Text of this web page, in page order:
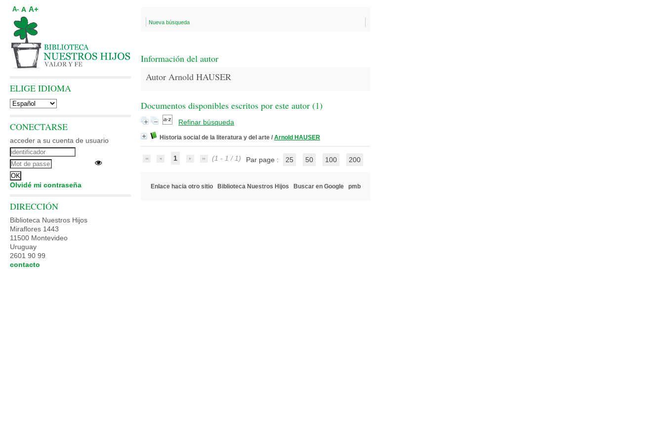
Nueva búsqueda
Información del autor
Autor Arnold HAUSER
Documentos disponibles escritos por este autor (1)
Refinar búsqueda
Historia social de la literatura y del arte / Arnold HAUSER
1 (1 - 1 / 1) Par page : 25 50 100 200
Enlace hacia otro sitio Biblioteca Nuestros Hijos Buscar en Google pmb
A- A A+
ELIGE IDIOMA
CONECTARSE
acceder a su cuenta de usuario
Olvidé mi contraseña
DIRECCIÓN
Biblioteca Nuestros Hijos
Miraflores 1443
11500 Montevideo
Uruguay
2601 90 99
contacto